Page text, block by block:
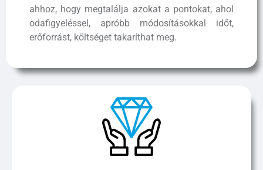
ahhoz, hogy megtalálja azokat a pontokat, ahol
odafigyeléssel, apróbb módosításokkal időt,
erőforrást, költséget takaríthat meg.